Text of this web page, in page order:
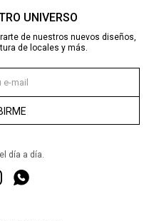
UNIVERSO
de nuestros nuevos diseños,
de locales y más.
día a día.
